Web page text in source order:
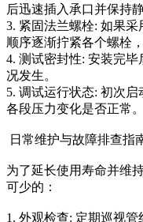
后迅速插入承口并保持
3. 紧固法兰螺栓: 如果
顺序逐渐拧紧各个螺栓
4. 测试密封性: 安装完
况发生。
5. 调试运行状态: 初次
各段压力变化是否正常。
日常维护与故障排查指
为了延长使用寿命并维
可少的：
1. 外观检查: 定期巡视